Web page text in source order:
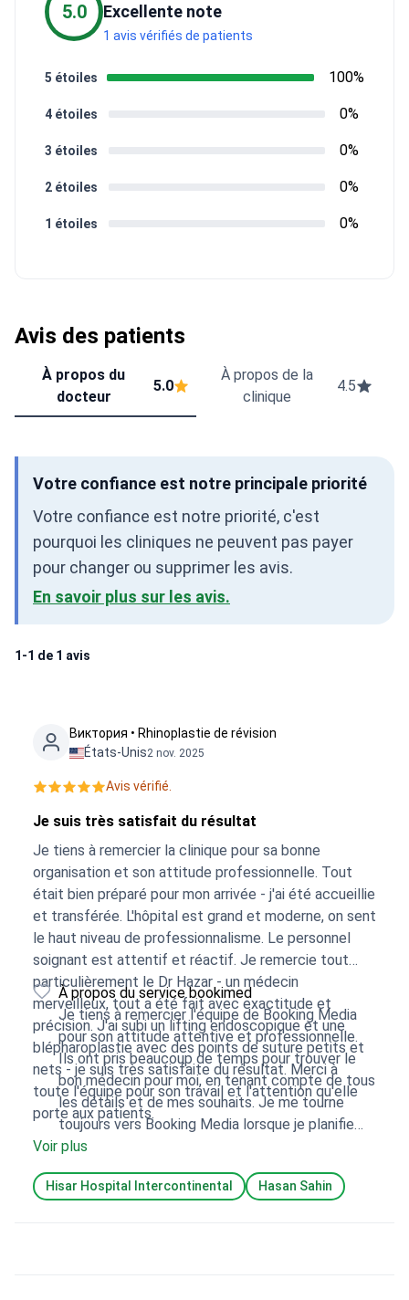
5.0 Excellente note
1 avis vérifiés de patients
1 étoiles 0%
2 étoiles 0%
3 étoiles 0%
4 étoiles 0%
5 étoiles 100%
Avis des patients
À propos du
docteur
5.0
À propos de la
clinique
4.5
Votre confiance est notre principale priorité
Votre confiance est notre priorité, c'est
pourquoi les cliniques ne peuvent pas payer
pour changer ou supprimer les avis.
En savoir plus sur les avis.
1-1 de 1 avis
Виктория • Rhinoplastie de révision
États-Unis2 nov. 2025
Avis vérifié.
Je suis très satisfait du résultat
Je tiens à remercier la clinique pour sa bonne
organisation et son attitude professionnelle. Tout
était bien préparé pour mon arrivée - j'ai été accueillie
et transférée. L'hôpital est grand et moderne, on sent
le haut niveau de professionnalisme. Le personnel
soignant est attentif et réactif. Je remercie tout
particulièrement le Dr Hazar - un médecin
merveilleux, tout a été fait avec exactitude et
précision. J'ai subi un lifting endoscopique et une
blépharoplastie avec des points de suture petits et
nets - je suis très satisfaite du résultat. Merci à
toute l'équipe pour son travail et l'attention qu'elle
porte aux patients.
À propos du service bookimed
Je tiens à remercier l'équipe de Booking Media
pour son attitude attentive et professionnelle.
Ils ont pris beaucoup de temps pour trouver le
bon médecin pour moi, en tenant compte de tous
les détails et de mes souhaits. Je me tourne
toujours vers Booking Media lorsque je planifie
des procédures médicales, et à chaque fois je
suis satisfaite du résultat. La sélection des
cliniques et des spécialistes est toujours précise,
Voir plus
Hisar Hospital Intercontinental Hasan Sahin